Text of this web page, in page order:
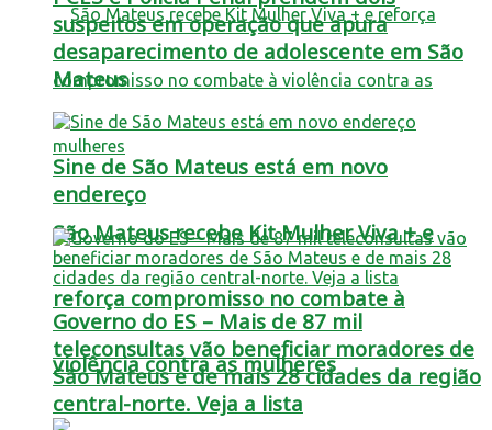
São Mateus recebe Kit Mulher Viva + e
reforça compromisso no combate à
violência contra as mulheres
suspeitos em operação que apura
desaparecimento de adolescente em São
Mateus
Sine de São Mateus está em novo
endereço
Governo do ES – Mais de 87 mil
teleconsultas vão beneficiar moradores de
São Mateus e de mais 28 cidades da região
central-norte. Veja a lista